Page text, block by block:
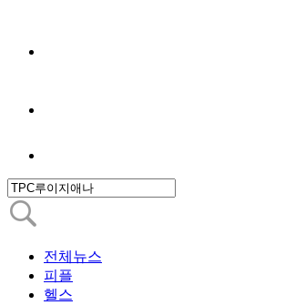
전체뉴스
피플
헬스